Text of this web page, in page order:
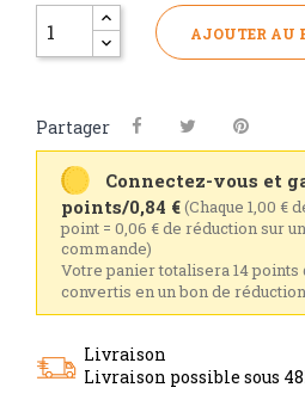
AJOUTER AU
Partager
Connectez-vous et
points/0,84 €(Chaque 1,00 €
point = 0,06 € de réduction sur
commande)
Votre panier totalisera 14
convertis en un bon de réduction
Livraison
Livraison possible sous